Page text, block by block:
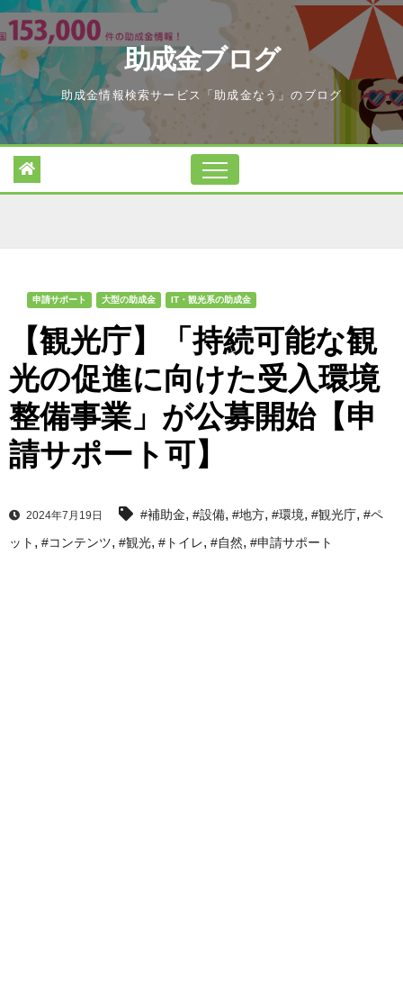
Skip
to
content
助成金ブログ
助成金情報検索サービス「助成金なう」のブログ
申請サポート 大型の助成金 IT・観光系の助成金
【観光庁】「持続可能な観
光の促進に向けた受入環境
整備事業」が公募開始【申
請サポート可】
2024年7月19日 #補助金, #設備, #地方, #環境, #観光庁, #ペ
ット , #コンテンツ, #観光, #トイレ, #自然, #申請サポート